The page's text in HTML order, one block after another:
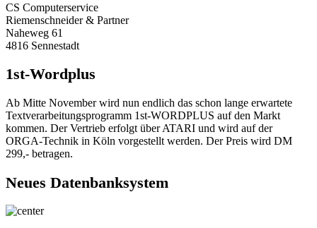
CS Computerservice
Riemenschneider & Partner
Naheweg 61
4816 Sennestadt
1st-Wordplus
Ab Mitte November wird nun endlich das schon lange erwartete
Textverarbeitungsprogramm 1st-WORDPLUS auf den Markt
kommen. Der Vertrieb erfolgt über ATARI und wird auf der
ORGA-Technik in Köln vorgestellt werden. Der Preis wird DM
299,- betragen.
Neues Datenbanksystem